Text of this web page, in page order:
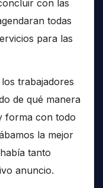
con las
todas
para las
trabajadores
de qué manera
forma con todo
la mejor
tanto
anuncio.